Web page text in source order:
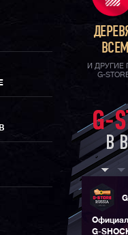
И ДРУГИЕ
G-
G-